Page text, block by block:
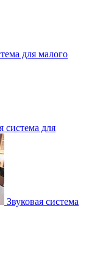
для малого
система для
Звуковая система